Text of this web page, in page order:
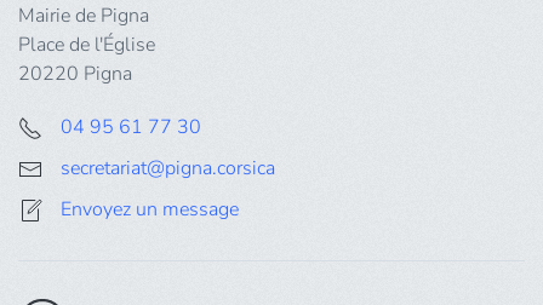
Mairie de Pigna
Place de l'Église
20220 Pigna
04 95 61 77 30
secretariat@pigna.corsica
Envoyez un message